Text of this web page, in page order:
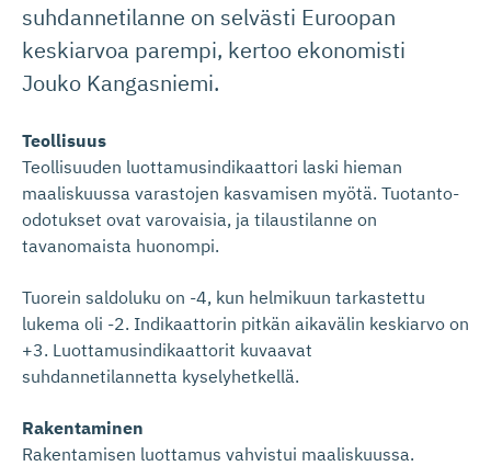
suhdannetilanne on selvästi Euroopan
keskiarvoa parempi, kertoo ekonomisti
Jouko Kangasniemi.
Teollisuus
Teollisuuden luottamusindikaattori laski hieman
maaliskuussa varastojen kasvamisen myötä. Tuotanto-
odotukset ovat varovaisia, ja tilaustilanne on
tavanomaista huonompi.
Tuorein saldoluku on -4, kun helmikuun tarkastettu
lukema oli -2. Indikaattorin pitkän aikavälin keskiarvo on
+3. Luottamusindikaattorit kuvaavat
suhdannetilannetta kyselyhetkellä.
Rakentaminen
Rakentamisen luottamus vahvistui maaliskuussa.